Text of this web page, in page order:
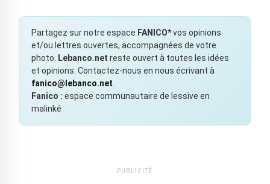
Partagez sur notre espace FANICO*vos opinions
et/ou lettres ouvertes, accompagnées de votre
photo.
Lebanco.net reste ouvert à toutes les idées
et opinions. Contactez-nous en nous écrivant à
fanico@lebanco.net
Fanico : espace communautaire de lessive en
malinké
PUBLICITÉ